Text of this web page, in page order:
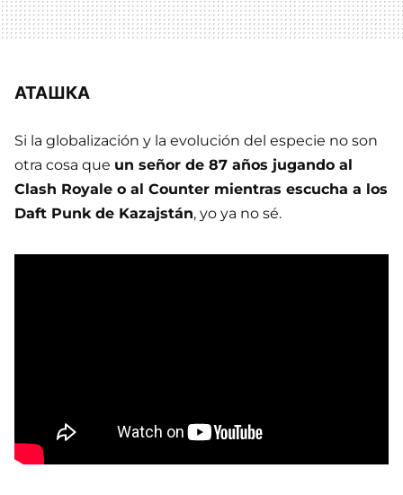
АТАШКА
Si la globalización y la evolución del especie no son
otra cosa que un señor de 87 años jugando al
Clash Royale o al Counter mientras escucha a los
Daft Punk de Kazajstán, yo ya no sé.